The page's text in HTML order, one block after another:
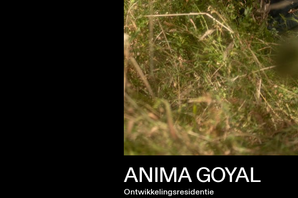
ANIMA GOYAL
Ontwikkelingsresidentie